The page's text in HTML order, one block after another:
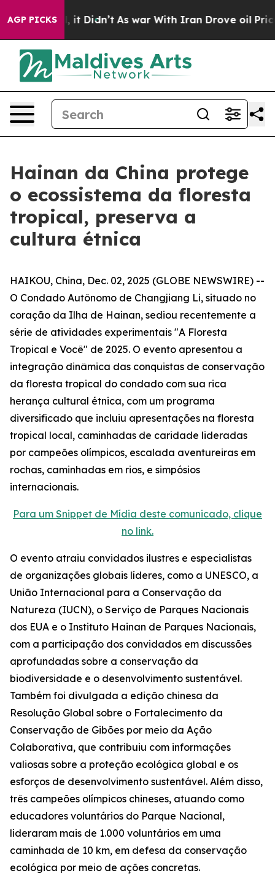
AGP PICKS
Well, it Didn’t As war With Iran Drove oil Prices
Hainan da China protege
o ecossistema da floresta
tropical, preserva a
cultura étnica
HAIKOU, China, Dec. 02, 2025 (GLOBE NEWSWIRE) --
O Condado Autônomo de Changjiang Li, situado no
coração da Ilha de Hainan, sediou recentemente a
série de atividades experimentais "A Floresta
Tropical e Você" de 2025. O evento apresentou a
integração dinâmica das conquistas de conservação
da floresta tropical do condado com sua rica
herança cultural étnica, com um programa
diversificado que incluiu apresentações na floresta
tropical local, caminhadas de caridade lideradas
por campeões olímpicos, escalada aventureiras em
rochas, caminhadas em rios, e simpósios
internacionais.
Para um Snippet de Mídia deste comunicado, clique
no link.
O evento atraiu convidados ilustres e especialistas
de organizações globais líderes, como a UNESCO, a
União Internacional para a Conservação da
Natureza (IUCN), o Serviço de Parques Nacionais
dos EUA e o Instituto Hainan de Parques Nacionais,
com a participação dos convidados em discussões
aprofundadas sobre a conservação da
biodiversidade e o desenvolvimento sustentável.
Também foi divulgada a edição chinesa da
Resolução Global sobre o Fortalecimento da
Conservação de Gibões por meio da Ação
Colaborativa, que contribuiu com informações
valiosas sobre a proteção ecológica global e os
esforços de desenvolvimento sustentável. Além disso,
três campeões olímpicos chineses, atuando como
educadores voluntários do Parque Nacional,
lideraram mais de 1.000 voluntários em uma
caminhada de 10 km, em defesa da conservação
ecológica por meio de ações concretas.